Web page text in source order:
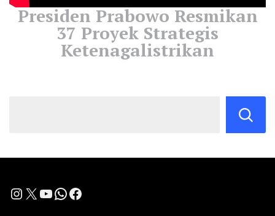
Presiden Prabowo Resmikan
37 Proyek Strategis
Ketenagalistrikan
Instagram
X YouTube
WhatsApp
Facebook